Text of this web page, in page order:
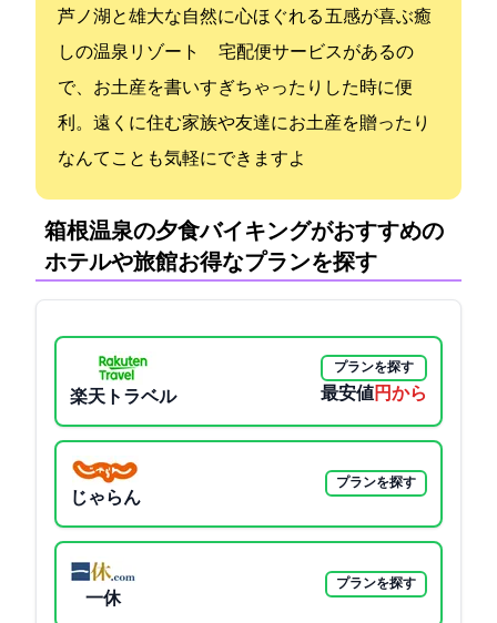
芦ノ湖と雄大な自然に心ほぐれる 五感が喜ぶ癒
しの温泉リゾート 宅配便サービスがあるの
で、お土産を書いすぎちゃったりした時に便
利。遠くに住む家族や友達にお土産を贈ったり
なんてことも気軽にできますよ
箱根温泉の夕食バイキングがおすすめの
ホテルや旅館:お得なプランを探す
楽天トラベル
プランを探す
最安値15345円から
じゃらん
プランを探す
一休
プランを探す